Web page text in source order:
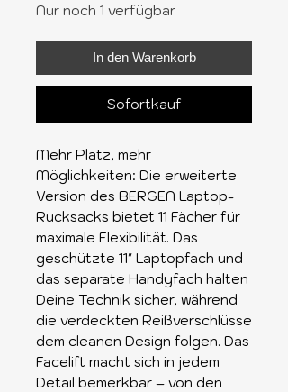
Nur noch 1 verfügbar
In den Warenkorb
Sofortkauf
Mehr Platz, mehr
Möglichkeiten: Die erweiterte
Version des BERGEN Laptop-
Rucksacks bietet 11 Fächer für
maximale Flexibilität. Das
geschützte 11" Laptopfach und
das separate Handyfach halten
Deine Technik sicher, während
die verdeckten Reißverschlüsse
dem cleanen Design folgen. Das
Facelift macht sich in jedem
Detail bemerkbar – von den